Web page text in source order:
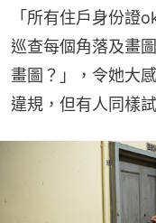
「所有住戶身份證
巡查每個角落及畫
畫圖？」，令她大
違規，但有人同樣